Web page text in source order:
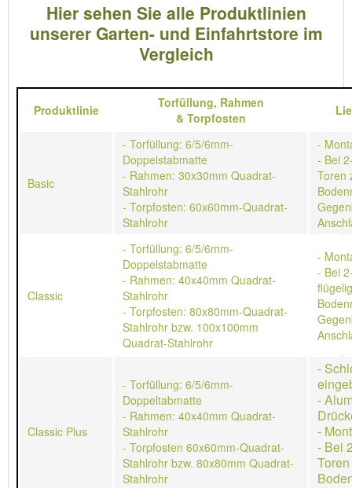
Hier sehen Sie alle Produktlinien
unserer Garten- und Einfahrtstore im
Vergleich
Produktlinie Torfüllung, Rahmen
& Torpfosten
Basic
- Torfüllung: 6/5/6mm-
Doppelstabmatte
- Rahmen: 30x30mm Quadrat-
Stahlrohr
- Torpfosten: 60x60mm-Quadrat-
Stahlrohr
-
- Bei
Toren
Classic
- Torfüllung: 6/5/6mm-
Doppelstabmatte
- Rahmen: 40x40mm Quadrat-
Stahlrohr
- Torpfosten: 80x80mm-Quadrat-
Stahlrohr bzw. 100x100mm
Quadrat-Stahlrohr
-
- Bei
Classic Plus
- Torfüllung: 6/5/6mm-
Doppeltabmatte
- Rahmen: 40x40mm Quadrat-
Stahlrohr
- Torpfosten 60x60mm-Quadrat-
Stahlrohr bzw. 80x80mm Quadrat-
Stahlrohr
-
-
-
- Bei